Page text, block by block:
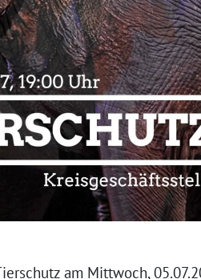
am Mittwoch,